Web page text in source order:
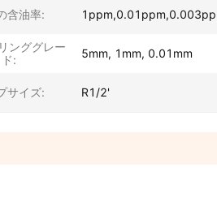
含油率:
ンググレー
ド:
5mm, 1mm, 0.01mm
サイズ: R1/2'